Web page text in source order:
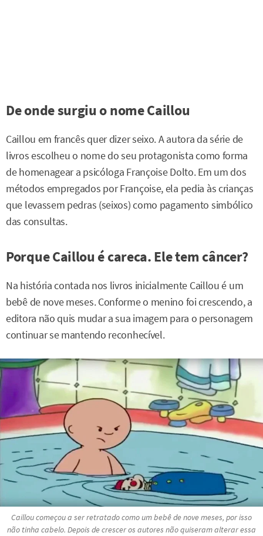
De onde surgiu o nome Caillou
Caillou em francês quer dizer seixo. A autora da série de
livros escolheu o nome do seu protagonista como forma
de homenagear a psicóloga Françoise Dolto. Em um dos
métodos empregados por Françoise, ela pedia às crianças
que levassem pedras (seixos) como pagamento simbólico
das consultas.
Porque Caillou é careca. Ele tem câncer?
Na história contada nos livros inicialmente Caillou é um
bebê de nove meses. Conforme o menino foi crescendo, a
editora não quis mudar a sua imagem para o personagem
continuar se mantendo reconhecível.
Caillou começou a ser retratado como um bebê de nove meses, por isso
não tinha cabelo. Depois de crescer os autores não quiseram alterar essa